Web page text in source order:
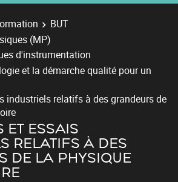
BUT
(MP)
d'instrumentation
et la démarche qualité pour un
industriels relatifs à des grandeurs de
ET ESSAIS
RELATIFS À DES
DE LA PHYSIQUE